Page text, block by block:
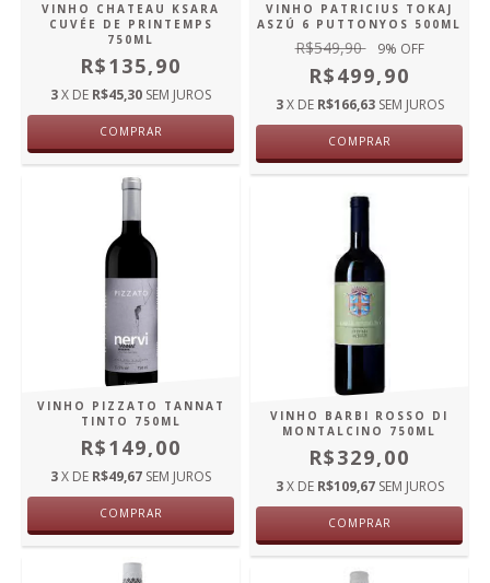
VINHO CHATEAU KSARA
CUVÉE DE PRINTEMPS
750ML
R$135,90
3X DE R$45,30 SEM JUROS
COMPRAR
VINHO PATRICIUS TOKAJ
ASZÚ 6 PUTTONYOS 500ML
R$549,90 9% OFF
R$499,90
3 X DE R$166,63 SEM JUROS
COMPRAR
VINHO PIZZATO TANNAT
TINTO 750ML
R$149,00
3X DE R$49,67 SEM JUROS
COMPRAR
VINHO BARBI ROSSO DI
MONTALCINO 750ML
R$329,00
3 X DE R$109,67 SEM JUROS
COMPRAR